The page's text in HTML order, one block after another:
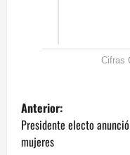
Cifras
N
a
Anterior:
Presidente electo
mujeres